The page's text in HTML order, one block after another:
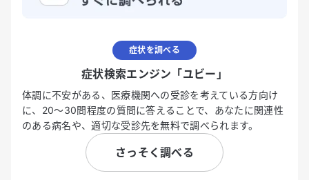
症状を調べる
症状検索エンジン「ユビー」
体調に不安がある、医療機関への受診を考えている方向け
に、20〜30問程度の質問に答えることで、あなたに関連性
のある病名や、適切な受診先を無料で調べられます。
さっそく調べる